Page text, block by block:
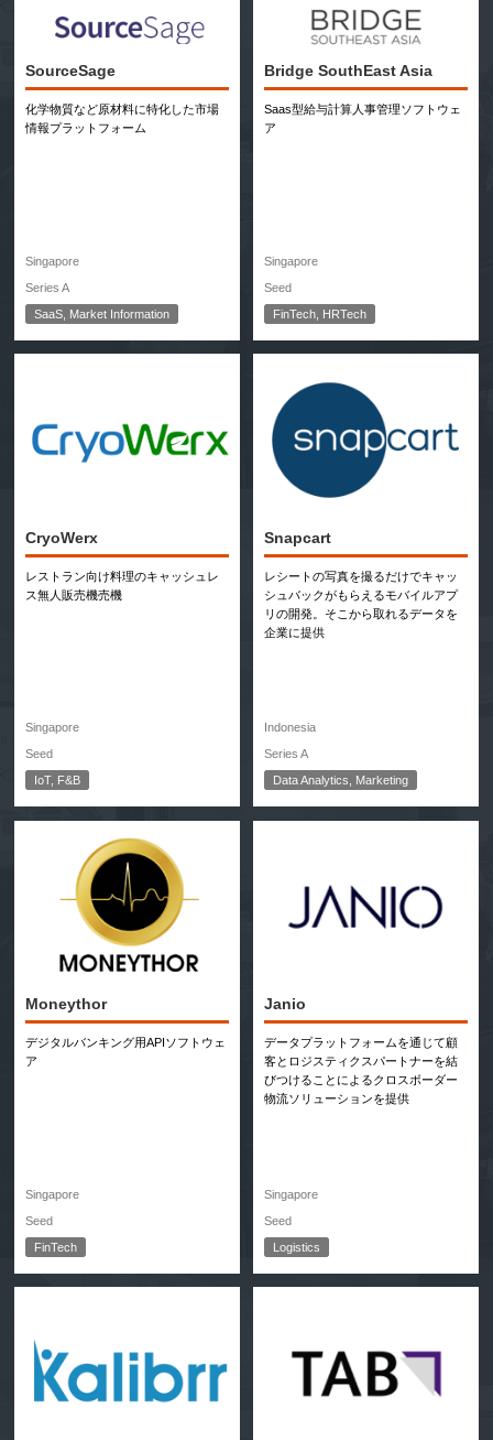
SourceSage
化学物質など原材料に特化した市場
情報プラットフォーム
Singapore
Series A
SaaS, Market Information
Bridge SouthEast Asia
Saas型給与計算人事管理ソフトウェ
ア
Singapore
Seed
FinTech, HRTech
CryoWerx
レストラン向け料理のキャッシュレ
ス無人販売機売機
Singapore
Seed
IoT, F&B
Snapcart
レシートの写真を撮るだけでキャッ
シュバックがもらえるモバイルアプ
リの開発。そこから取れるデータを
企業に提供
Indonesia
Series A
Data Analytics, Marketing
Moneythor
デジタルバンキング用APIソフトウェ
ア
Singapore
Seed
FinTech
Janio
データプラットフォームを通じて顧
客とロジスティクスパートナーを結
びつけることによるクロスボーダー
物流ソリューションを提供
Singapore
Seed
Logistics